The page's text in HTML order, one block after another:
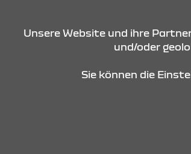
Unsere Website und ihre
und/oder
Sie können die